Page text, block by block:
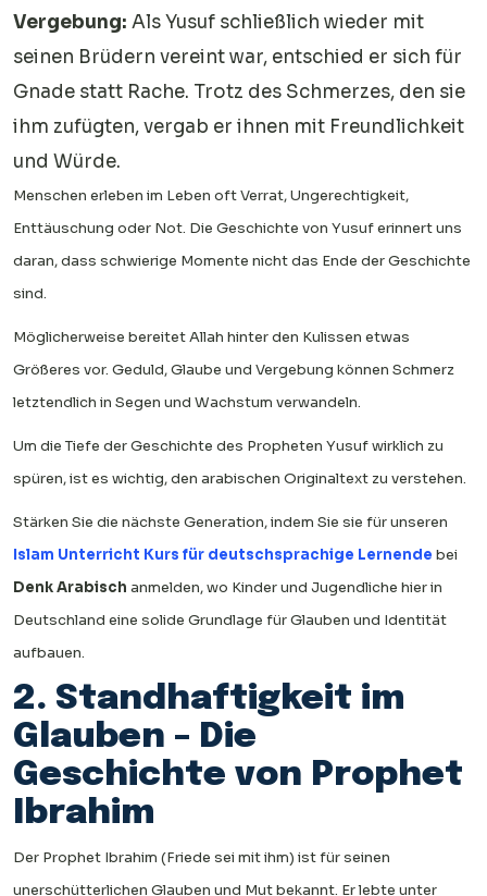
Vergebung: Als Yusuf schließlich wieder mit
seinen Brüdern vereint war, entschied er sich für
Gnade statt Rache. Trotz des Schmerzes, den sie
ihm zufügten, vergab er ihnen mit Freundlichkeit
und Würde.
Menschen erleben im Leben oft Verrat, Ungerechtigkeit,
Enttäuschung oder Not. Die Geschichte von Yusuf erinnert uns
daran, dass schwierige Momente nicht das Ende der Geschichte
sind.
Möglicherweise bereitet Allah hinter den Kulissen etwas
Größeres vor. Geduld, Glaube und Vergebung können Schmerz
letztendlich in Segen und Wachstum verwandeln.
Um die Tiefe der Geschichte des Propheten Yusuf wirklich zu
spüren, ist es wichtig, den arabischen Originaltext zu verstehen.
Stärken Sie die nächste Generation, indem Sie sie für unseren
Islam Unterricht Kurs für deutschsprachige Lernende bei
Denk Arabisch anmelden, wo Kinder und Jugendliche hier in
Deutschland eine solide Grundlage für Glauben und Identität
aufbauen.
2. Standhaftigkeit im
Glauben – Die
Geschichte von Prophet
Ibrahim
Der Prophet Ibrahim (Friede sei mit ihm) ist für seinen
unerschütterlichen Glauben und Mut bekannt. Er lebte unter